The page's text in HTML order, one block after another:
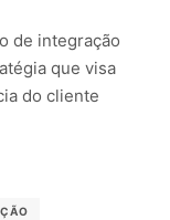
de integração
que visa
do cliente